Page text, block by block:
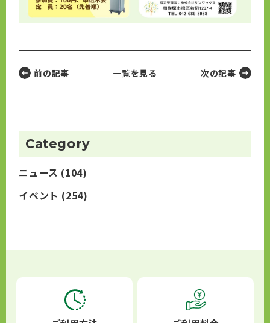
前の記事 一覧を見る 次の記事
Category
ニュース (104)
イベント (254)